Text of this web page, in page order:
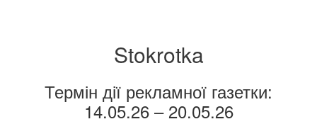
Stokrotka
Термін дії рекламної газетки:
14.05.26 – 20.05.26